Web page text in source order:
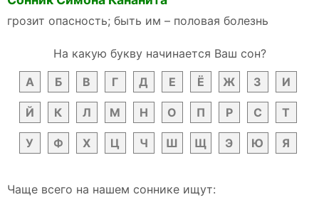
грозит опасность; быть им – половая болезнь
На какую букву начинается Ваш сон?
А
Б В Г Д Е Ё Ж З И
Й К Л М Н О П Р С Т
У Ф Х Ц Ч Ш Щ Э Ю Я
Чаще всего на нашем соннике ищут: